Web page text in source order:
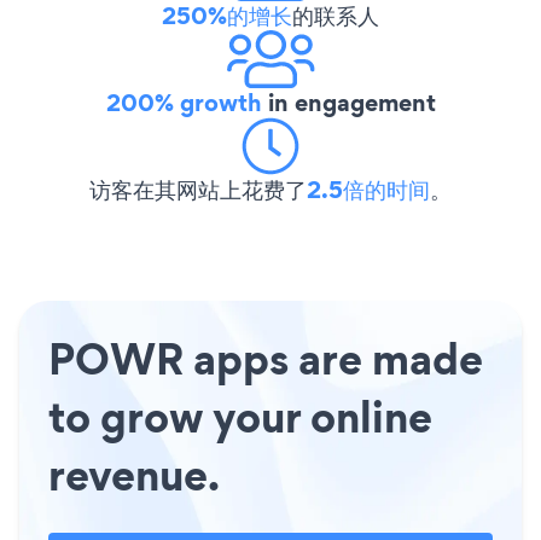
250%的增长的联系人
200% growth in engagement
访客在其网站上花费了2.5倍的时间。
POWR apps are made
to grow your online
revenue.